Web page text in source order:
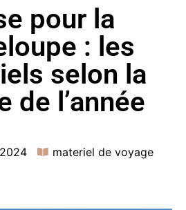
pour la
: les
selon la
de l’année
materiel de voyage